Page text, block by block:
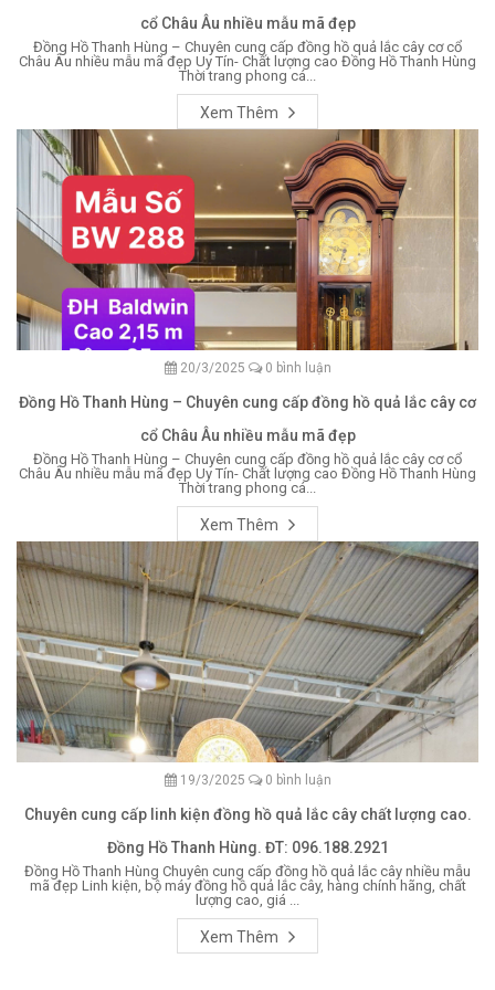
cổ Châu Âu nhiều mẫu mã đẹp
Đồng Hồ Thanh Hùng – Chuyên cung cấp đồng hồ quả lắc cây cơ cổ
Châu Âu nhiều mẫu mã đẹp Uy Tín- Chất lượng cao Đồng Hồ Thanh Hùng
Thời trang phong cá...
Xem Thêm
20/3/2025 0 bình luận
Đồng Hồ Thanh Hùng – Chuyên cung cấp đồng hồ quả lắc cây cơ
cổ Châu Âu nhiều mẫu mã đẹp
Đồng Hồ Thanh Hùng – Chuyên cung cấp đồng hồ quả lắc cây cơ cổ
Châu Âu nhiều mẫu mã đẹp Uy Tín- Chất lượng cao Đồng Hồ Thanh Hùng
Thời trang phong cá...
Xem Thêm
19/3/2025 0 bình luận
Chuyên cung cấp linh kiện đồng hồ quả lắc cây chất lượng cao.
Đồng Hồ Thanh Hùng. ĐT: 096.188.2921
Đồng Hồ Thanh Hùng Chuyên cung cấp đồng hồ quả lắc cây nhiều mẫu
mã đẹp Linh kiện, bộ máy đồng hồ quả lắc cây, hàng chính hãng, chất
lượng cao, giá ...
Xem Thêm